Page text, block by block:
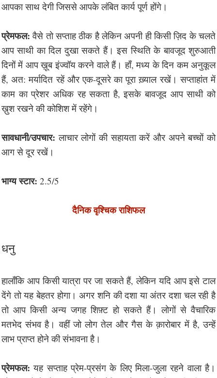
आपका साथ देगी जिससे आपके लंबित कार्य पूर्ण होंगे।
प्रेमफल: वैसे तो सप्ताह ठीक है लेकिन अपनी ही किसी ज़िद के चलते
आप साथी का दिल दुखा सकते हैं। इस स्थिति के बावजूद शुरुआती
दिनों में आप ख़ूब इंज्वॉय करने वाले हैं। हाँ, मध्य के दिन कम अनुकूल
हैं, अत: मर्यादित रहें और एक-दूसरे का पूरा ख़्याल रखें। सप्ताहांत में
काम का प्रेशर अधिक रह सकता है, इसके बावजूद आप साथी को
ख़ुश रखने की कोशिश में रहेंगे।
सावधानी/उपचार: लाचार लोगों की सहायता करें और अपने बच्चों को
आग से दूर रखें।
भाग्य स्टार: 2.5/5
दैनिक वृश्चिक राशिफल
धनु
हालाँकि आप किसी यात्रा पर जा सकते हैं, लेकिन यदि आप इसे टाल
देंगे तो यह बेहतर होगा। अगर शनि की दशा या अंतर दशा चल रही है
तो आप किसी अन्य जगह शिफ़्ट हो सकते हैं। लोगों से वैचारिक
मतभेद संभव है। वहीं जो लोग तेल और गैस के क़ारोबार में है, उन्हें
लाभ प्राप्त होने की संभावना है।
प्रेमफल: यह सप्ताह प्रेम-प्रसंग के लिए मिला-जुला रहने वाला है।